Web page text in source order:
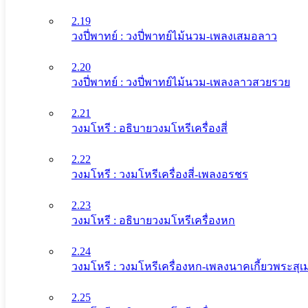
2.19
วงปี่พาทย์ : วงปี่พาทย์ไม้นวม-เพลงเสมอลาว
2.20
วงปี่พาทย์ : วงปี่พาทย์ไม้นวม-เพลงลาวสวยรวย
2.21
วงมโหรี : อธิบายวงมโหรีเครื่องสี่
2.22
วงมโหรี : วงมโหรีเครื่องสี่-เพลงอรชร
2.23
วงมโหรี : อธิบายวงมโหรีเครื่องหก
2.24
วงมโหรี : วงมโหรีเครื่องหก-เพลงนาคเกี้ยวพระสุเ
2.25